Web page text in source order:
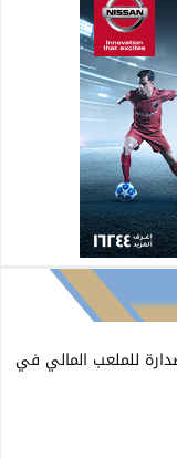
للملعب المالي في